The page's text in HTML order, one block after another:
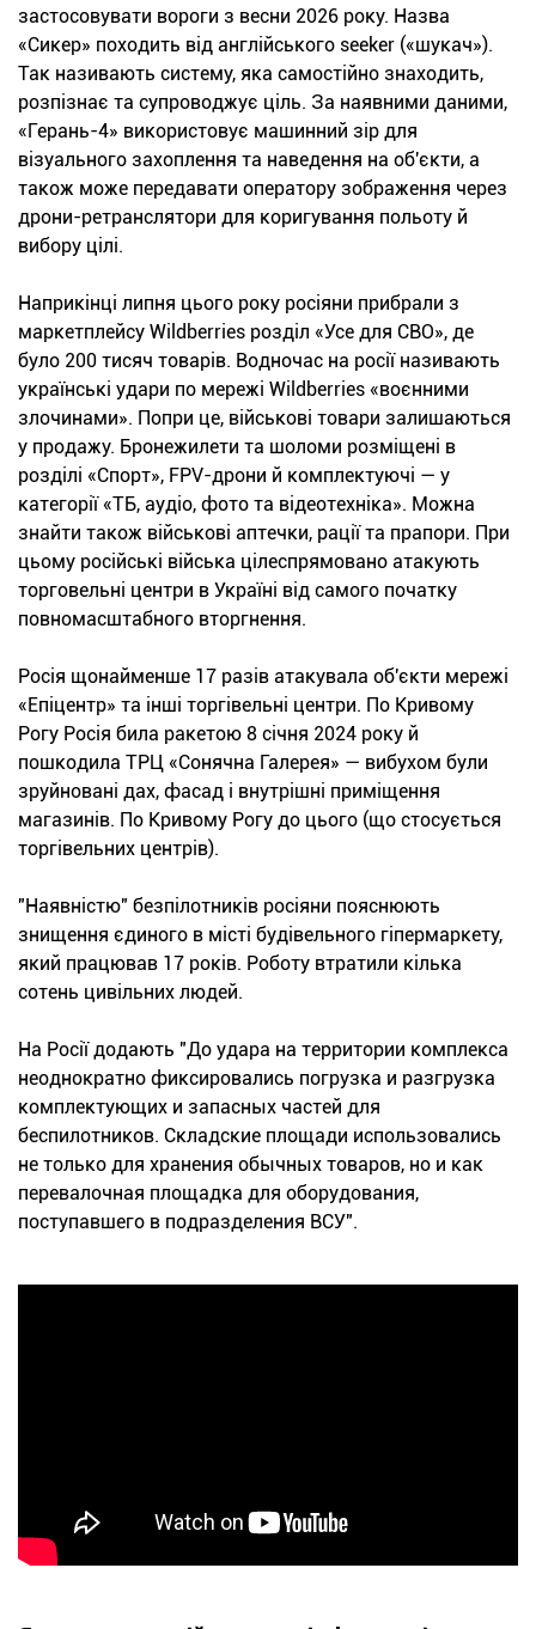
застосовувати вороги з весни 2026 року. Назва
«Сикер» походить від англійського seeker («шукач»).
Так називають систему, яка самостійно знаходить,
розпізнає та супроводжує ціль. За наявними даними,
«Герань-4» використовує машинний зір для
візуального захоплення та наведення на об'єкти, а
також може передавати оператору зображення через
дрони-ретранслятори для коригування польоту й
вибору цілі.
Наприкінці липня цього року росіяни прибрали з
маркетплейсу Wildberries розділ «Усе для СВО», де
було 200 тисяч товарів. Водночас на росії називають
українські удари по мережі Wildberries «воєнними
злочинами». Попри це, військові товари залишаються
у продажу. Бронежилети та шоломи розміщені в
розділі «Спорт», FPV-дрони й комплектуючі — у
категорії «ТБ, аудіо, фото та відеотехніка». Можна
знайти також військові аптечки, рації та прапори. При
цьому російські війська цілеспрямовано атакують
торговельні центри в Україні від самого початку
повномасштабного вторгнення.
Росія щонайменше 17 разів атакувала об'єкти мережі
«Епіцентр» та інші торгівельні центри. По Кривому
Рогу Росія била ракетою 8 січня 2024 року й
пошкодила ТРЦ «Сонячна Галерея» — вибухом були
зруйновані дах, фасад і внутрішні приміщення
магазинів. По Кривому Рогу до цього (що стосується
торгівельних центрів).
"Наявністю" безпілотників росіяни пояснюють
знищення єдиного в місті будівельного гіпермаркету,
який працював 17 років. Роботу втратили кілька
сотень цивільних людей.
На Росії додають "До удара на территории комплекса
неоднократно фиксировались погрузка и разгрузка
комплектующих и запасных частей для
беспилотников. Складские площади использовались
не только для хранения обычных товаров, но и как
перевалочная площадка для оборудования,
поступавшего в подразделения ВСУ".